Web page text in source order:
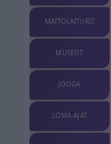
MATTOLAITURIT
MUSEOT
JOOGA
LOMA-AJAT